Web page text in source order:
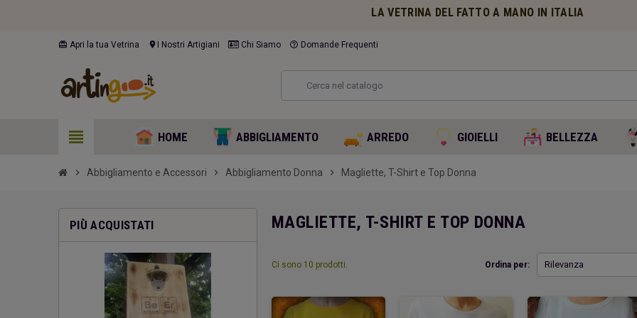
LA VETRINA DEL FATTO A MANO IN ITALIA
card_giftcard Apri la tua Vetrina location_on I Nostri Artigiani Chi Siamo help_outline Domande Frequenti
view_headline HOME ABBIGLIAMENTO ARREDO GIOIELLI BELLEZZA
chevron_right Abbigliamento e Accessori chevron_right Abbigliamento Donna chevron_right Magliette, T-Shirt e Top Donna
PIÙ ACQUISTATI MAGLIETTE, T-SHIRT E TOP DONNA
Ordina per: Rilevanza
Ci sono 10 prodotti.